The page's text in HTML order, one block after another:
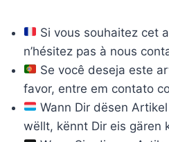
Si vous souhaitez cet
n’hésitez pas à nous
Se você deseja este
favor, entre em contato
Wann Dir dësen
wëllt, kënnt Dir eis gären